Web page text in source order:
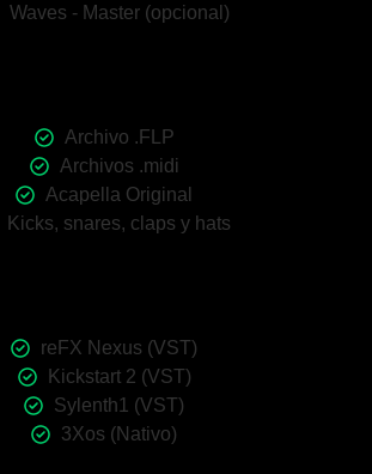
Waves - Master (opcional)
Archivo .FLP
Archivos .midi
Acapella Original
Kicks, snares, claps y hats
reFX Nexus (VST)
Kickstart 2 (VST)
Sylenth1 (VST)
3Xos (Nativo)